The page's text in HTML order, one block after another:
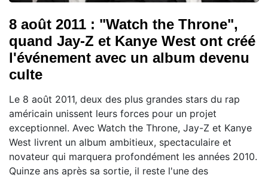
8 août 2011 : "Watch the Throne",
quand Jay-Z et Kanye West ont créé
l'événement avec un album devenu
culte
Le 8 août 2011, deux des plus grandes stars du rap
américain unissent leurs forces pour un projet
exceptionnel. Avec Watch the Throne, Jay-Z et Kanye
West livrent un album ambitieux, spectaculaire et
novateur qui marquera profondément les années 2010.
Quinze ans après sa sortie, il reste l'une des